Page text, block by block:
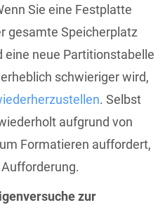
Sie eine Festplatte
gesamte Speicherplatz
eine neue Partitionstabelle
schwieriger wird,
. Selbst
aufgrund von
Formatieren auffordert,
zur